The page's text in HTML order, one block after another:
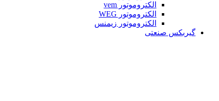
الکتروموتور vem
الکتروموتور WEG
الکتروموتور زیمنس
گیربکس صنعتی